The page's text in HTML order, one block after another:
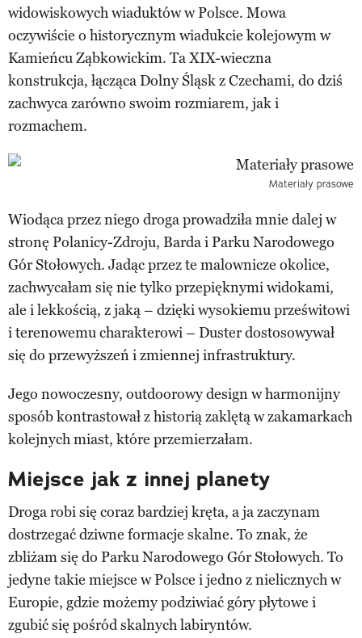
widowiskowych wiaduktów w Polsce. Mowa
oczywiście o historycznym wiadukcie kolejowym w
Kamieńcu Ząbkowickim. Ta XIX-wieczna
konstrukcja, łącząca Dolny Śląsk z Czechami, do dziś
zachwyca zarówno swoim rozmiarem, jak i
rozmachem.
Materiały prasowe
Wiodąca przez niego droga prowadziła mnie dalej w
stronę Polanicy-Zdroju, Barda i Parku Narodowego
Gór Stołowych. Jadąc przez te malownicze okolice,
zachwycałam się nie tylko przepięknymi widokami,
ale i lekkością, z jaką – dzięki wysokiemu prześwitowi
i terenowemu charakterowi – Duster dostosowywał
się do przewyższeń i zmiennej infrastruktury.
Jego nowoczesny, outdoorowy design w harmonijny
sposób kontrastował z historią zaklętą w zakamarkach
kolejnych miast, które przemierzałam.
Miejsce jak z innej planety
Droga robi się coraz bardziej kręta, a ja zaczynam
dostrzegać dziwne formacje skalne. To znak, że
zbliżam się do Parku Narodowego Gór Stołowych. To
jedyne takie miejsce w Polsce i jedno z nielicznych w
Europie, gdzie możemy podziwiać góry płytowe i
zgubić się pośród skalnych labiryntów.